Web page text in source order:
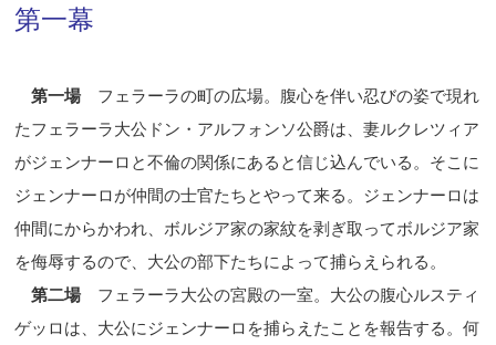
第一幕
第一場フェラーラの町の広場。腹心を伴い忍びの姿で現れ
たフェラーラ大公ドン・アルフォンソ公爵は、妻ルクレツィア
がジェンナーロと不倫の関係にあると信じ込んでいる。そこに
ジェンナーロが仲間の士官たちとやって来る。ジェンナーロは
仲間にからかわれ、ボルジア家の家紋を剥ぎ取ってボルジア家
を侮辱するので、大公の部下たちによって捕らえられる。
第二場フェラーラ大公の宮殿の一室。大公の腹心ルスティ
ゲッロは、大公にジェンナーロを捕らえたことを報告する。何